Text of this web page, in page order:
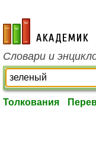
academic.ru
Словари и
Толкования